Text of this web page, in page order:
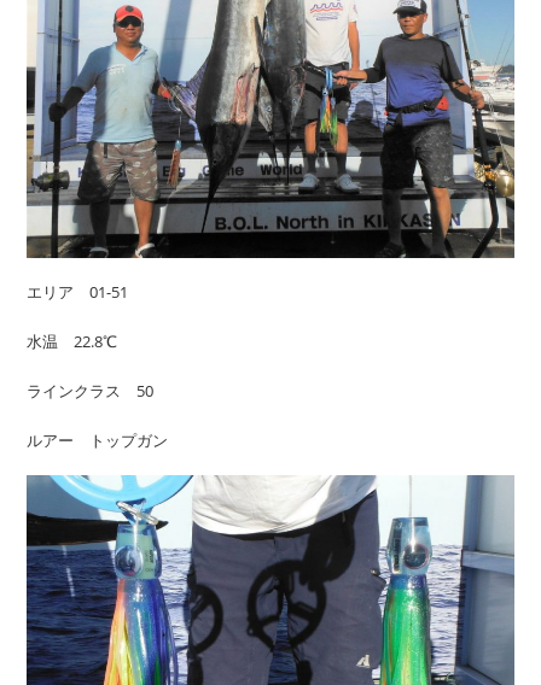
エリア 01-51
水温 22.8℃
ラインクラス 50
ルアー トップガン